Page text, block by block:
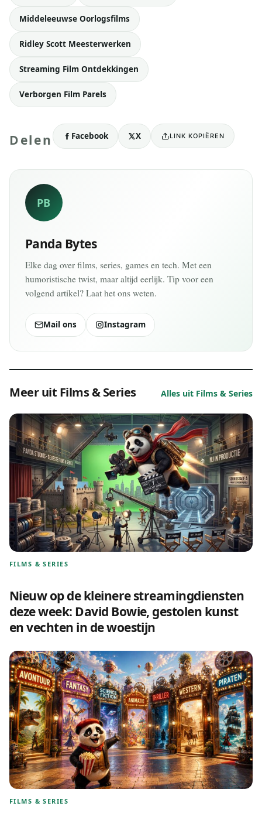
Middeleeuwse Oorlogsfilms
Ridley Scott Meesterwerken
Streaming Film Ontdekkingen
Verborgen Film Parels
Delen Facebook X LINK KOPIËREN
PB
Panda Bytes
Elke dag over films, series, games en tech. Met een
humoristische twist, maar altijd eerlijk. Tip voor een
volgend artikel? Laat het ons weten.
Mail ons Instagram
Meer uit Films & Series Alles uit Films & Series
FILMS & SERIES
Nieuw op de kleinere streamingdiensten
deze week: David Bowie, gestolen kunst
en vechten in de woestijn
FILMS & SERIES